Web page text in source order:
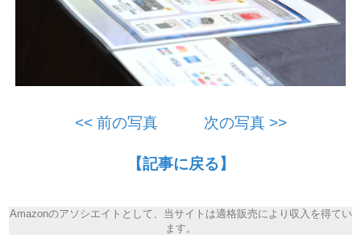
<< 前の写真 次の写真 >>
【記事に戻る】
Amazonのアソシエイトとして、当サイトは適格販売により収入を得てい
ます。